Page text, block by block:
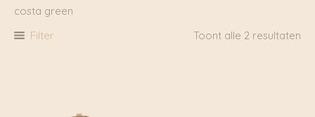
costa green
Filter Toont alle 2 resultaten